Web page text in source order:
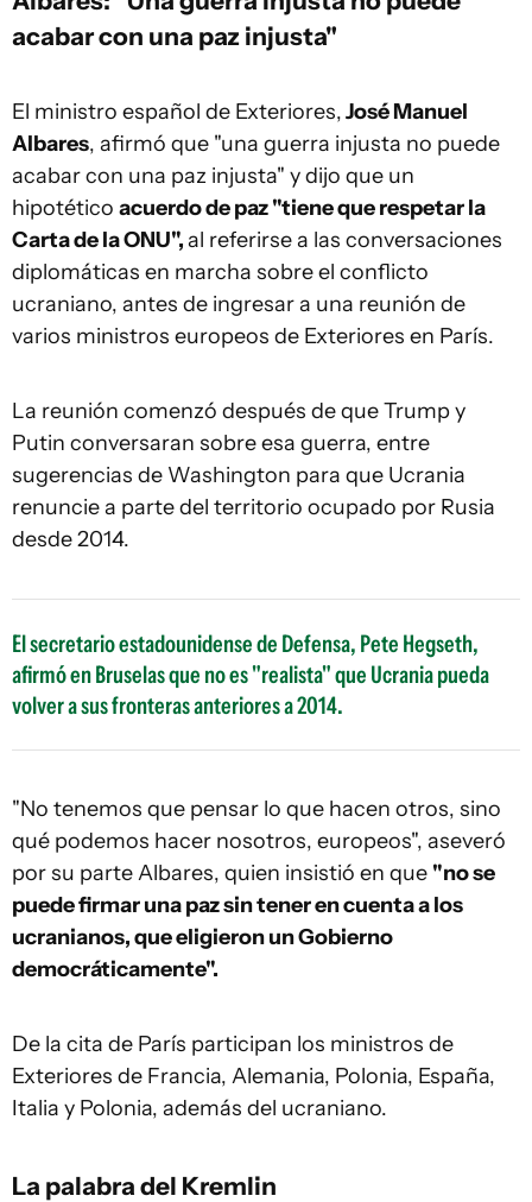
acabar con una paz injusta"
El ministro español de Exteriores,José Manuel
Albares, afirmó que "una guerra injusta no puede
acabar con una paz injusta" y dijo que un
hipotético acuerdo de paz "tiene que respetar la
Carta de la ONU",al referirse a las conversaciones
diplomáticas en marcha sobre el conflicto
ucraniano, antes de ingresar a una reunión de
varios ministros europeos de Exteriores en París.
La reunión comenzó después de que Trump y
Putin conversaran sobre esa guerra, entre
sugerencias de Washington para que Ucrania
renuncie a parte del territorio ocupado por Rusia
desde 2014.
El secretario estadounidense de Defensa, Pete Hegseth,
afirmó en Bruselas que no es "realista" que Ucrania pueda
volver a sus fronteras anteriores a 2014.
"No tenemos que pensar lo que hacen otros, sino
qué podemos hacer nosotros, europeos", aseveró
por su parte Albares, quien insistió en que "no se
puede firmar una paz sin tener en cuenta a los
ucranianos, que eligieron un Gobierno
democráticamente".
De la cita de París participan los ministros de
Exteriores de Francia, Alemania, Polonia, España,
Italia y Polonia, además del ucraniano.
La palabra del Kremlin